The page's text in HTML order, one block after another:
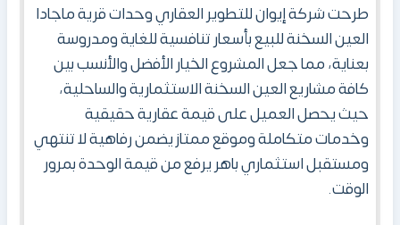
طرحت شركة إيوان للتطوير العقاري وحدات قرية ماجادا
العين السخنة للبيع بأسعار تنافسية للغاية ومدروسة
بعناية، مما جعل المشروع الخيار الأفضل والأنسب بين
كافة مشاريع العين السخنة الاستثمارية والساحلية،
حيث يحصل العميل على قيمة عقارية حقيقية
وخدمات متكاملة وموقع ممتاز يضمن رفاهية لا تنتهي
ومستقبل استثماري باهر يرفع من قيمة الوحدة بمرور
الوقت.